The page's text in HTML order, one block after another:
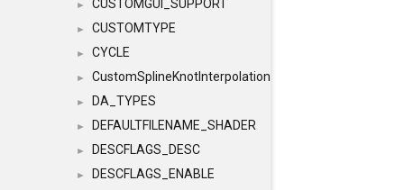
► CUSTOMGUI_SUPPORT
► CUSTOMTYPE
► CYCLE
► CustomSplineKnotInterpolation
► DA_TYPES
► DEFAULTFILENAME_SHADER
► DESCFLAGS_DESC
► DESCFLAGS_ENABLE